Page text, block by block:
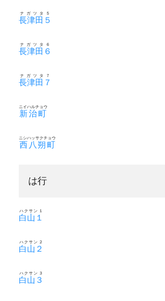
長津田５
ナガツタ５
長津田６
ナガツタ６
長津田７
ナガツタ７
新治町
ニイハルチョウ
西八朔町
ニシハッサクチョウ
は行
白山１
ハクサン１
白山２
ハクサン２
白山３
ハクサン３